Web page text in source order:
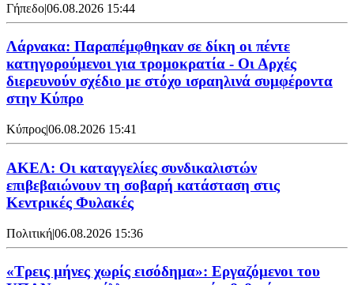
Γήπεδο|06.08.2026 15:44
Λάρνακα: Παραπέμφθηκαν σε δίκη οι πέντε
κατηγορούμενοι για τρομοκρατία - Οι Αρχές
διερευνούν σχέδιο με στόχο ισραηλινά συμφέροντα
στην Κύπρο
Κύπρος|06.08.2026 15:41
ΑΚΕΛ: Οι καταγγελίες συνδικαλιστών
επιβεβαιώνουν τη σοβαρή κατάσταση στις
Κεντρικές Φυλακές
Πολιτική|06.08.2026 15:36
«Τρεις μήνες χωρίς εισόδημα»: Εργαζόμενοι του